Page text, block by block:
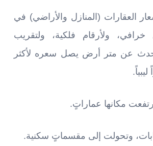
العقارات (المنازل والأراضي) في
ولأرقام فلكية، ولتقريب
عن متر أرض يصل سعره لأكثر
مكانها عماراتٍ.
وتحولت إلى مقسماتٍ سكنية.